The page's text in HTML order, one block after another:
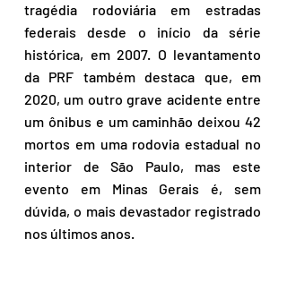
tragédia rodoviária em estradas
federais desde o início da série
histórica, em 2007. O levantamento
da PRF também destaca que, em
2020, um outro grave acidente entre
um ônibus e um caminhão deixou 42
mortos em uma rodovia estadual no
interior de São Paulo, mas este
evento em Minas Gerais é, sem
dúvida, o mais devastador registrado
nos últimos anos.